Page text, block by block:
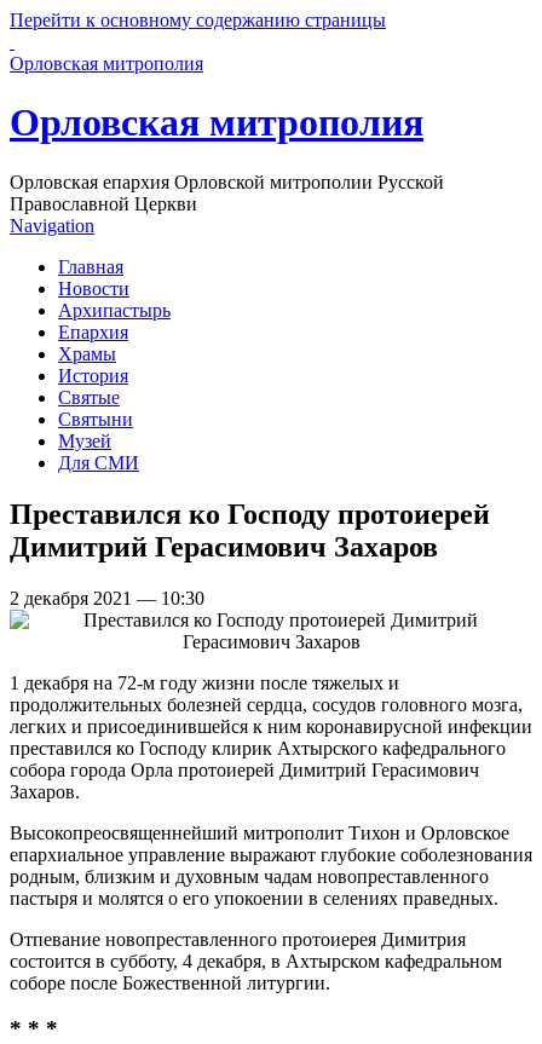
Перейти к основному содержанию страницы
Орловская митрополия
Орловская митрополия
Орловская епархия Орловской митрополии Русской
Православной Церкви
Navigation
Главная
Новости
Архипастырь
Епархия
Храмы
История
Святые
Святыни
Музей
Для СМИ
Преставился ко Господу протоиерей
Димитрий Герасимович Захаров
2 декабря 2021 — 10:30
1 декабря на 72-м году жизни после тяжелых и
продолжительных болезней сердца, сосудов головного мозга,
легких и присоединившейся к ним коронавирусной инфекции
преставился ко Господу клирик Ахтырского кафедрального
собора города Орла протоиерей Димитрий Герасимович
Захаров.
Высокопреосвященнейший митрополит Тихон и Орловское
епархиальное управление выражают глубокие соболезнования
родным, близким и духовным чадам новопреставленного
пастыря и молятся о его упокоении в селениях праведных.
Отпевание новопреставленного протоиерея Димитрия
состоится в субботу, 4 декабря, в Ахтырском кафедральном
соборе после Божественной литургии.
* * *